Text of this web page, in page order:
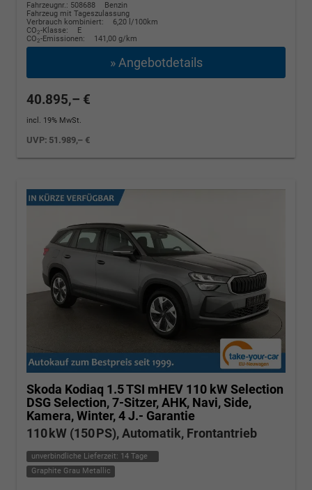
Fahrzeugnr.: 508688
Benzin
Fahrzeug mit Tageszulassung
Verbrauch kombiniert:
6,20 l/100km
CO2-Klasse:
E
CO2-Emissionen: 141,00 g/km
» Angebotdetails
40.895,– €
incl. 19% MwSt.
UVP: 51.989,– €
Skoda Kodiaq 1.5 TSI mHEV 110 kW Selection
DSG Selection, 7-Sitzer, AHK, Navi, Side,
Kamera, Winter, 4 J.- Garantie
110 kW (150 PS), Automatik, Frontantrieb
unverbindliche Lieferzeit: 14 Tage
Graphite Grau Metallic